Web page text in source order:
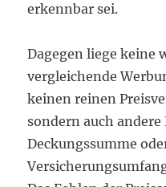
erkennbar sei.
Dagegen liege keine
vergleichende
keinen reinen
sondern auch andere
Deckungssumme